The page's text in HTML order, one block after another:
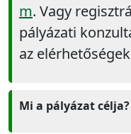
m. Vagy
pályázati
az
Mi a pályázat célja?